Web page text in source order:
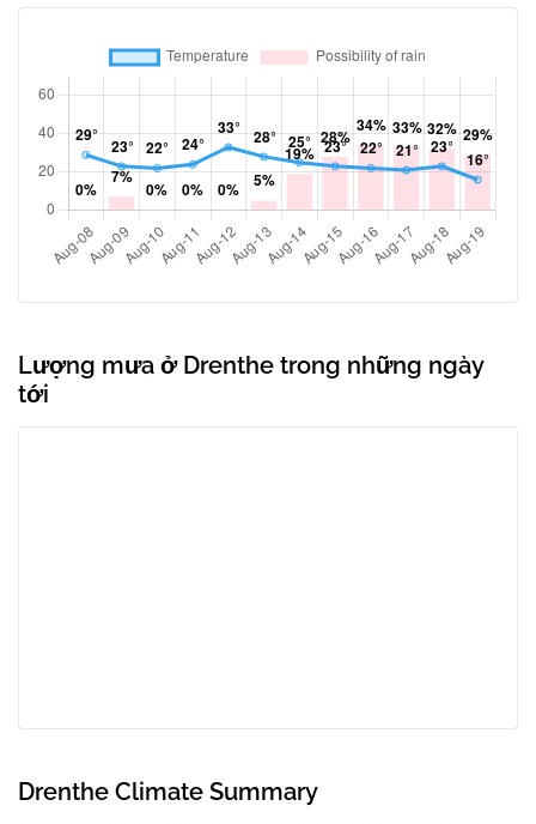
Lượng mưa ở Drenthe trong những ngày
tới
Drenthe Climate Summary